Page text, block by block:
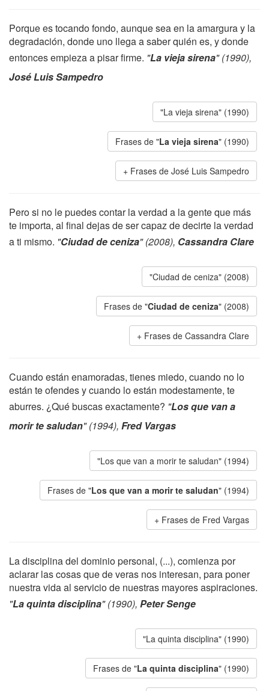
Porque es tocando fondo, aunque sea en la amargura y la
degradación, donde uno llega a saber quién es, y donde
entonces empieza a pisar firme. "La vieja sirena" (1990),
José Luis Sampedro
"La vieja sirena" (1990)
Frases de "La vieja sirena" (1990)
Frases de José Luis Sampedro
Pero si no le puedes contar la verdad a la gente que más
te importa, al final dejas de ser capaz de decirte la verdad
a ti mismo. "Ciudad de ceniza" (2008), Cassandra Clare
"Ciudad de ceniza" (2008)
Frases de "Ciudad de ceniza" (2008)
Frases de Cassandra Clare
Cuando están enamoradas, tienes miedo, cuando no lo
están te ofendes y cuando lo están modestamente, te
aburres. ¿Qué buscas exactamente? "Los que van a
morir te saludan" (1994), Fred Vargas
"Los que van a morir te saludan" (1994)
Frases de "Los que van a morir te saludan" (1994)
Frases de Fred Vargas
La disciplina del dominio personal, (...), comienza por
aclarar las cosas que de veras nos interesan, para poner
nuestra vida al servicio de nuestras mayores aspiraciones.
"La quinta disciplina" (1990), Peter Senge
"La quinta disciplina" (1990)
Frases de "La quinta disciplina" (1990)